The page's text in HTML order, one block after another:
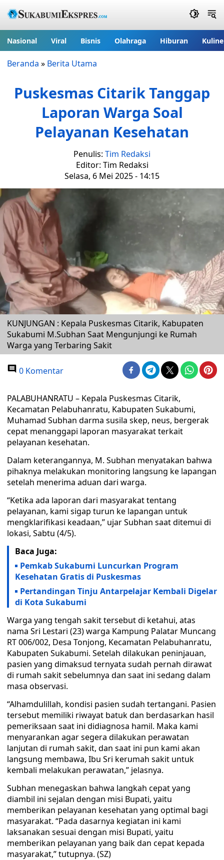
Nasional Viral Bisnis Olahraga Hiburan
Beranda » Berita Utama
Puskesmas Citarik Tanggap
Laporan Warga Soal
Pelayanan Kesehatan
Penulis: Tim Redaksi
Editor: Tim Redaksi
Selasa, 6 Mei 2025 - 14:15
KUNJUNGAN : Kepala Puskesmas Citarik, Kabupaten
Sukabumi M.Subhan Saat Mengunjungi ke Rumah
Warga yang Terbaring Sakit
0 Komentar
PALABUHANRATU – Kepala Puskesmas Citarik,
Kecamatan Pelabuhanratu, Kabupaten Sukabumi,
Muhamad Subhan darma susila skep, neus, bergerak
cepat menanggapi laporan masyarakat terkait
pelayanan kesehatan.
Dalam keterangannya, M. Subhan menyatakan bahwa
pihaknya melakukan monitoring langsung ke lapangan
setelah menerima aduan dari warga.
“Ketika ada laporan dari masyarakat tentang
pelayanan, kami sigap turun ke lapangan untuk
mengklarifikasi keadaan,” ujar Subhan saat ditemui di
lokasi, Sabtu (4/5).
Baca Juga:
Pemkab Sukabumi Luncurkan Program
Kesehatan Gratis di Puskesmas
Pertandingan Tinju Antarpelajar Kembali Digelar
di Kota Sukabumi
Warga yang tengah sakit tersebut di ketahui, atas
nama Sri Lestari (23) warga Kampung Palatar Muncang
RT 006/002, Desa Tonjong, Kecamatan Pelabuhanratu,
Kabupaten Sukabumi. Setelah dilakukan peninjauan,
pasien yang dimaksud ternyata sudah pernah dirawat
di rumah sakit sebelumnya dan saat ini sedang dalam
masa observasi.
“Alhamdulillah, kondisi pasien sudah tertangani. Pasien
tersebut memiliki riwayat batuk dan berdasarkan hasil
pemeriksaan saat ini didiagnosa hamil. Maka kami
menyarankan agar segera dilakukan perawatan
lanjutan di rumah sakit, dan saat ini pun kami akan
langsung membawa, Ibu Sri kerumah sakit untuk
kembali melakukan perawatan,” jelasnya.
Subhan menegaskan bahwa langkah cepat yang
diambil ini sejalan dengan misi Bupati, yaitu
memberikan pelayanan kesehatan yang optimal bagi
masyarakat. “Pada dasarnya kegiatan ini kami
laksanakan sesuai dengan misi Bupati, yaitu
memberikan pelayanan yang baik dan cepat kepada
masyarakat,” tutupnya. (SZ)